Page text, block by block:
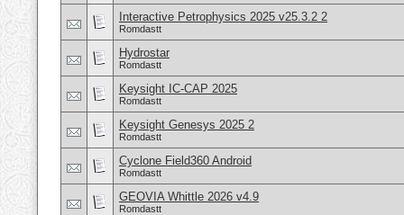
Interactive Petrophysics 2025 v25.3.2 2
Romdastt
Hydrostar
Romdastt
Keysight IC-CAP 2025
Romdastt
Keysight Genesys 2025 2
Romdastt
Cyclone Field360 Android
Romdastt
GEOVIA Whittle 2026 v4.9
Romdastt